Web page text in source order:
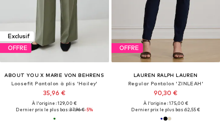
Exclusif
OFFRE
ABOUT YOU X MARIE VON BEHRENS
Loosefit Pantalon à plis 'Hailey'
35,96 €
À l'origine : 129,00 €
Dernier prix le plus bas :37,96 €-5%
OFFRE
LAUREN RALPH LAUREN
Regular Pantalon 'ZINLEAH'
90,30 €
À l'origine : 175,00 €
Dernier prix le plus bas :62,55 €